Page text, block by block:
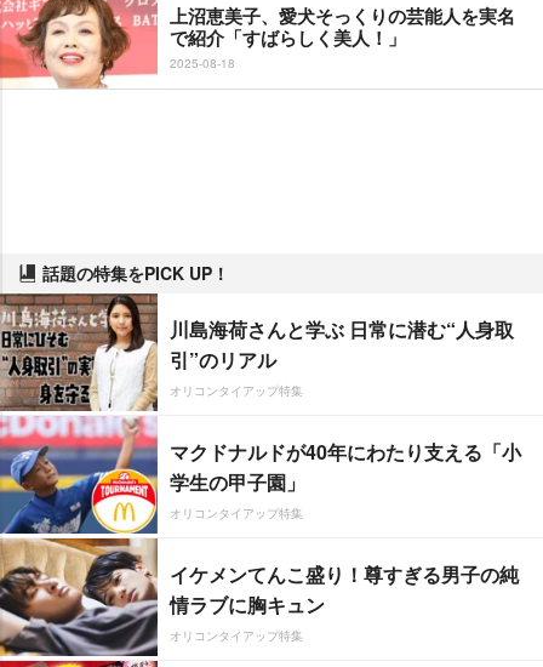
上沼恵美子、愛犬そっくりの芸能人を実名
で紹介「すばらしく美人！」
2025-08-18
話題の特集をPICK UP！
川島海荷さんと学ぶ 日常に潜む“人身取
引”のリアル
オリコンタイアップ特集
マクドナルドが40年にわたり支える「小
学生の甲子園」
オリコンタイアップ特集
イケメンてんこ盛り！尊すぎる男子の純
情ラブに胸キュン
オリコンタイアップ特集